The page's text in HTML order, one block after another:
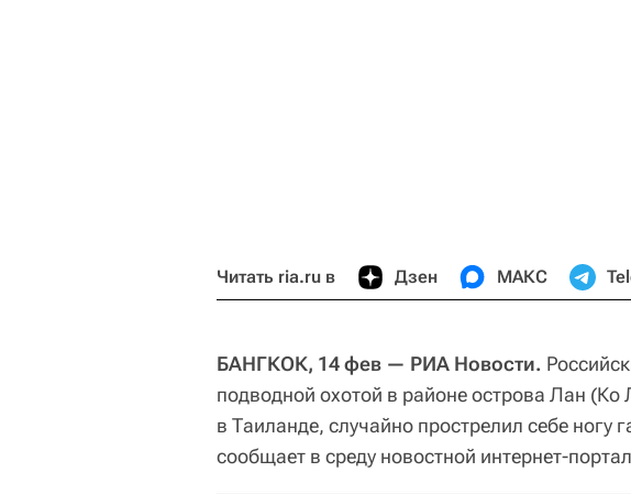
Читать ria.ru в Дзен МАКС
БАНГКОК, 14 фев — РИА Новости.
подводной охотой в районе острова Лан (Ко
в Таиланде, случайно прострелил себе ногу
сообщает в среду новостной интернет-портал